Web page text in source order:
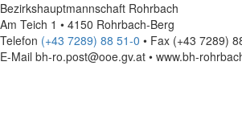
Bezirkshauptmannschaft Rohrbach
Am Teich 1 • 4150 Rohrbach-Berg
Telefon (+43 7289) 88 51-0 • Fax (+43 7289)
E-Mail bh-ro.post@ooe.gv.at • www.bh-